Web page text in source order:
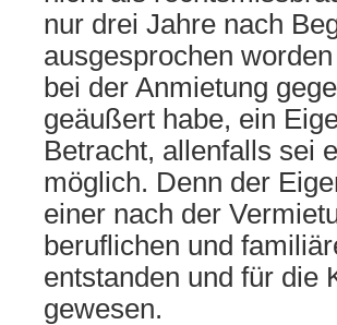
nur drei Jahre nach
ausgesprochen
bei der Anmietung
geäußert habe, ein
Betracht, allenfalls sei
möglich. Denn der
einer nach der
beruflichen und
entstanden und für die
gewesen.